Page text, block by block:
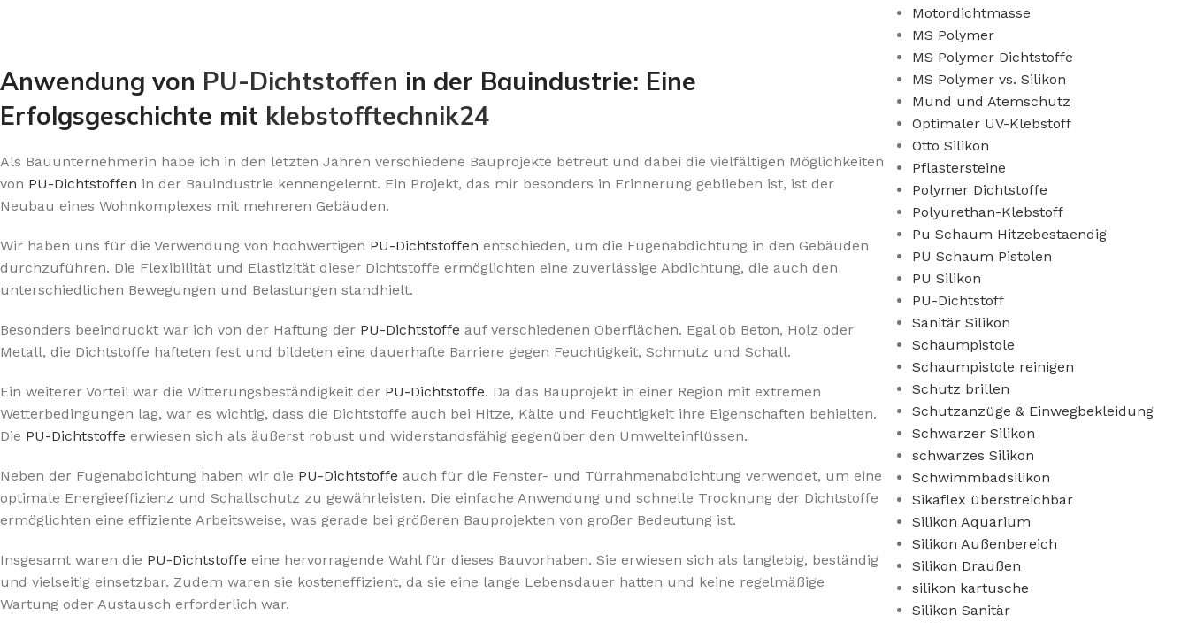
Anwendung von PU-Dichtstoffen in der Bauindustrie: Eine
Erfolgsgeschichte mit klebstofftechnik24
Als Bauunternehmerin habe ich in den letzten Jahren verschiedene Bauprojekte betreut und dabei die vielfältigen Möglichkeiten
von PU-Dichtstoffen in der Bauindustrie kennengelernt. Ein Projekt, das mir besonders in Erinnerung geblieben ist, ist der
Neubau eines Wohnkomplexes mit mehreren Gebäuden.
Wir haben uns für die Verwendung von hochwertigen PU-Dichtstoffen entschieden, um die Fugenabdichtung in den Gebäuden
durchzuführen. Die Flexibilität und Elastizität dieser Dichtstoffe ermöglichten eine zuverlässige Abdichtung, die auch den
unterschiedlichen Bewegungen und Belastungen standhielt.
Besonders beeindruckt war ich von der Haftung der PU-Dichtstoffe auf verschiedenen Oberflächen. Egal ob Beton, Holz oder
Metall, die Dichtstoffe hafteten fest und bildeten eine dauerhafte Barriere gegen Feuchtigkeit, Schmutz und Schall.
Ein weiterer Vorteil war die Witterungsbeständigkeit der PU-Dichtstoffe. Da das Bauprojekt in einer Region mit extremen
Wetterbedingungen lag, war es wichtig, dass die Dichtstoffe auch bei Hitze, Kälte und Feuchtigkeit ihre Eigenschaften behielten.
Die PU-Dichtstoffe erwiesen sich als äußerst robust und widerstandsfähig gegenüber den Umwelteinflüssen.
Neben der Fugenabdichtung haben wir die PU-Dichtstoffe auch für die Fenster- und Türrahmenabdichtung verwendet, um eine
optimale Energieeffizienz und Schallschutz zu gewährleisten. Die einfache Anwendung und schnelle Trocknung der Dichtstoffe
ermöglichten eine effiziente Arbeitsweise, was gerade bei größeren Bauprojekten von großer Bedeutung ist.
Insgesamt waren die PU-Dichtstoffe eine hervorragende Wahl für dieses Bauvorhaben. Sie erwiesen sich als langlebig, beständig
und vielseitig einsetzbar. Zudem waren sie kosteneffizient, da sie eine lange Lebensdauer hatten und keine regelmäßige
Wartung oder Austausch erforderlich war.
Motordichtmasse
MS Polymer
MS Polymer Dichtstoffe
MS Polymer vs. Silikon
Mund und Atemschutz
Optimaler UV-Klebstoff
Otto Silikon
Pflastersteine
Polymer Dichtstoffe
Polyurethan-Klebstoff
Pu Schaum Hitzebestaendig
PU Schaum Pistolen
PU Silikon
PU-Dichtstoff
Sanitär Silikon
Schaumpistole
Schaumpistole reinigen
Schutz brillen
Schutzanzüge & Einwegbekleidung
Schwarzer Silikon
schwarzes Silikon
Schwimmbadsilikon
Sikaflex überstreichbar
Silikon Aquarium
Silikon Außenbereich
Silikon Draußen
silikon kartusche
Silikon Sanitär